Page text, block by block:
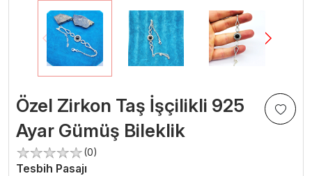
Özel Zirkon Taş İşçilikli 925
Ayar Gümüş Bileklik
(0)
Tesbih Pasajı